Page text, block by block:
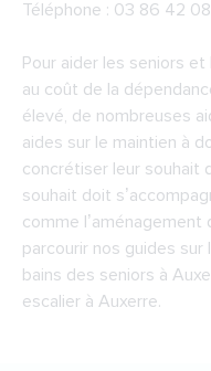
Téléphone : 03 86 42
Pour aider les seniors
au coût de la
élevé, de nombreuses
aides sur le maintien à
concrétiser leur souhait
souhait doit
comme l’aménagement
parcourir nos guides sur
bains des seniors à
escalier à Auxerre.